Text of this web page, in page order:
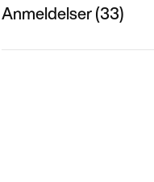
Anmeldelser (33)